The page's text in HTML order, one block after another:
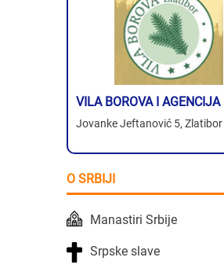
VILA BOROVA I AGENCIJA
Jovanke Jeftanović 5, Zlatibor
O SRBIJI
Manastiri Srbije
Srpske slave